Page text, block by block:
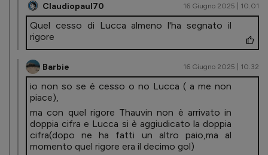
Claudiopaul70 16 Giugno 2025 | 10.01
Quel cesso di Lucca almeno l'ha segnato il
rigore
Barbie 16 Giugno 2025 | 10.32
io non so se è cesso o no Lucca ( a me non
piace),
ma con quel rigore Thauvin non è arrivato in
doppia cifra e Lucca si è aggiudicato la doppia
cifra(dopo ne ha fatti un altro paio,ma al
momento quel rigore era il decimo gol)